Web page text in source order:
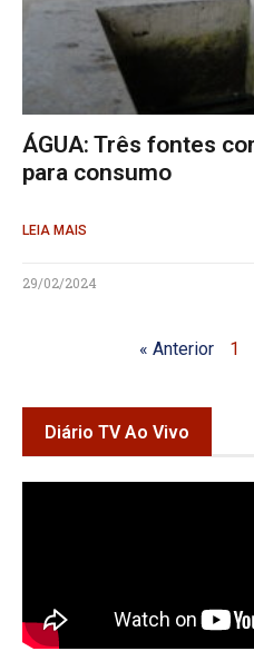
ÁGUA: Três fontes
para consumo
LEIA MAIS
29/02/2024
« Anterior 1
Diário TV Ao Vivo